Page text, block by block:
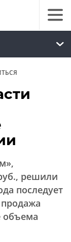
решили
последует
объема